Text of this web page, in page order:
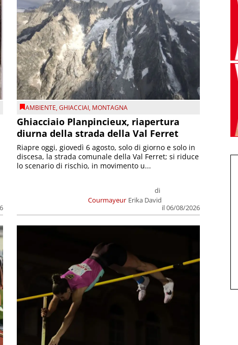
AMBIENTE,GHIACCIAI, MONTAGNA
Ghiacciaio Planpincieux, riapertura
diurna della strada della Val Ferret
Courmayeur
di
Erika David
il 06/08/2026
Riapre oggi, giovedì 6 agosto, solo di giorno e solo in
discesa, la strada comunale della Val Ferret; si riduce
lo scenario di rischio, in movimento u...